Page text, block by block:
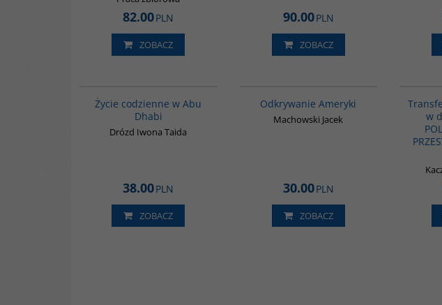
82.00PLN
ZOBACZ
90.00PLN
ZOBACZ
Życie codzienne w Abu
Dhabi
Drózd Iwona Taida
38.00PLN
ZOBACZ
Odkrywanie Ameryki
Machowski Jacek
30.00PLN
ZOBACZ
w